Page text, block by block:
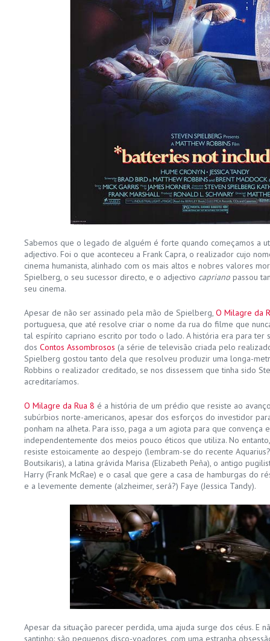
Sabemos que o legado de alguém é forte quando começamos a
adjectivo. Foi o que aconteceu a Frank Capra, o realizador cujo
cinema humanista, alinhado com os mais altos e nobres valores
Spielberg, o seu sucessor directo, e o adjectivo capriano passou
seu cinema.
Apesar de não ser assinado pela mão de Spielberg, O Milagre da
portuguesa, que até resolve criar o nome da rua do filme que
tal espírito capriano escrito por todo o lado. A história era para ter
dos Contos Assombrosos (a série de televisão criada pelo
Spielberg gostou tanto dela que resolveu produzir uma longa-
Robbins o realizador creditado, se nos dissessem que tinha sido
acreditaríamos.
O Milagre da Rua 8 é a história de um prédio que resiste ao
subúrbios norte-americanos, apesar dos esforços do investidor
ponham na alheta. Para isso, paga a um agiota para que convença
independentemente dos meios pouco éticos que utiliza. No
resiste estoicamente ao despejo (lembram-se do recente
Boutsikaris), a latina grávida Marisa (Elizabeth Peña), o antigo
Harry (Frank McRae) e o casal que gere a casa de hamburgas do
e a levemente demente (alzheimer, será?) Faye (Jessica Tandy).
Apesar da situação parecer perdida, uma ajuda surge dos céus. E
santinho: são pequenos disco-voadores, com uma estranha